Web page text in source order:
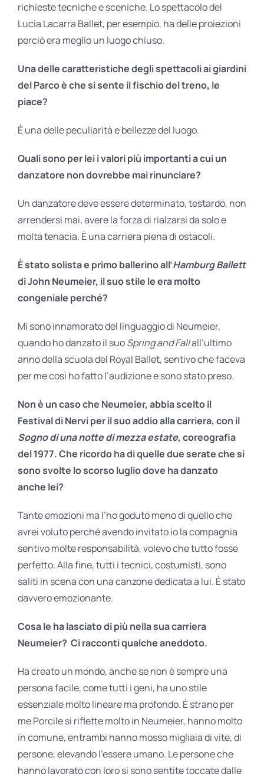
richieste tecniche e sceniche. Lo spettacolo del
Lucia Lacarra Ballet, per esempio, ha delle proiezioni
perciò era meglio un luogo chiuso.
Una delle caratteristiche degli spettacoli ai giardini
del Parco è che si sente il fischio del treno, le
piace?
È una delle peculiarità e bellezze del luogo.
Quali sono per lei i valori più importanti a cui un
danzatore non dovrebbe mai rinunciare?
Un danzatore deve essere determinato, testardo, non
arrendersi mai, avere la forza di rialzarsi da solo e
molta tenacia. È una carriera piena di ostacoli.
È stato solista e primo ballerino all’Hamburg Ballett
di John Neumeier, il suo stile le era molto
congeniale perché?
Mi sono innamorato del linguaggio di Neumeier,
quando ho danzato il suoSpring and Fallall’ultimo
anno della scuola del Royal Ballet, sentivo che faceva
per me così ho fatto l’audizione e sono stato preso.
Non è un caso che Neumeier, abbia scelto il
Festival di Nervi per il suo addio alla carriera, con il
Sogno di una notte di mezza estate, coreografia
del 1977. Che ricordo ha di quelle due serate che si
sono svolte lo scorso luglio dove ha danzato
anche lei?
Tante emozioni ma l’ho goduto meno di quello che
avrei voluto perché avendo invitato io la compagnia
sentivo molte responsabilità, volevo che tutto fosse
perfetto. Alla fine, tutti i tecnici, costumisti, sono
saliti in scena con una canzone dedicata a lui. È stato
davvero emozionante.
Cosa le ha lasciato di più nella sua carriera
Neumeier? Ci racconti qualche aneddoto.
Ha creato un mondo, anche se non è sempre una
persona facile, come tutti i geni, ha uno stile
essenziale molto lineare ma profondo. È strano per
me Porcile si riflette molto in Neumeier, hanno molto
in comune, entrambi hanno mosso migliaia di vite, di
persone, elevando l’essere umano. Le persone che
hanno lavorato con loro si sono sentite toccate dalle